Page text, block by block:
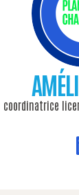
coordinatrice